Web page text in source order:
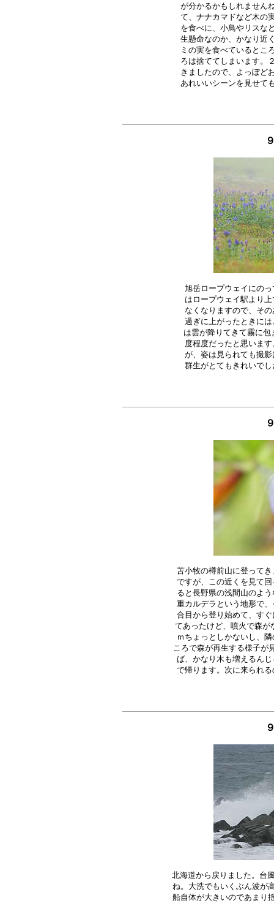
が分かるかもしれません
て、ナナカマドなど木の
を食べに、小鳥やリスな
生懸命なのか、かなり近
ミの実を食べているとこ
ろは捨ててしまいます。
きましたので、よっぽど
旭岳ロープウェイにの
はロープウェイ駅より
なくなりますので、そ
過ぎに上がったときに
は雲が降りてきて霧に
度程度だったと思いま
が、姿は見られても撮
苫小牧の樽前山に登って
ですが、この近くを見て
ると長野県の浅間山のよ
重カルデラという地形で
合目から登り始めて、す
てあったけど、噴火で森
ｍちょっとしかないし、
ころで森が再生する様子が
ば、かなり木も増えるん
北海道から戻りました。台
ね。大洗でもいくぶん波が
船自体が大きいのであまり